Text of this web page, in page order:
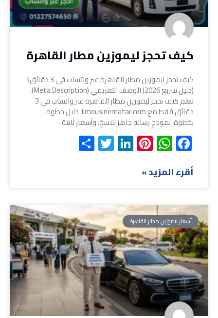
كيف تحجز ليموزين مطار القاهرة
كيف تحجز ليموزين مطار القاهرة عبر واتساب في 3 دقائق؟
(دليل سريع 2026) الوصف التعريفي (Meta Description):
تعلم كيف تحجز ليموزين مطار القاهرة عبر واتساب في 3
دقائق فقط مع limousinematar.com. دليل خطوة
بخطوة، نموذج رسالة جاهز للنسخ، وأسعار ثابتة.
Facebook
WhatsApp
Pinterest
LinkedIn
Twitter
أقرء المزيد »
أسعار ليموزين مطار القاهرة